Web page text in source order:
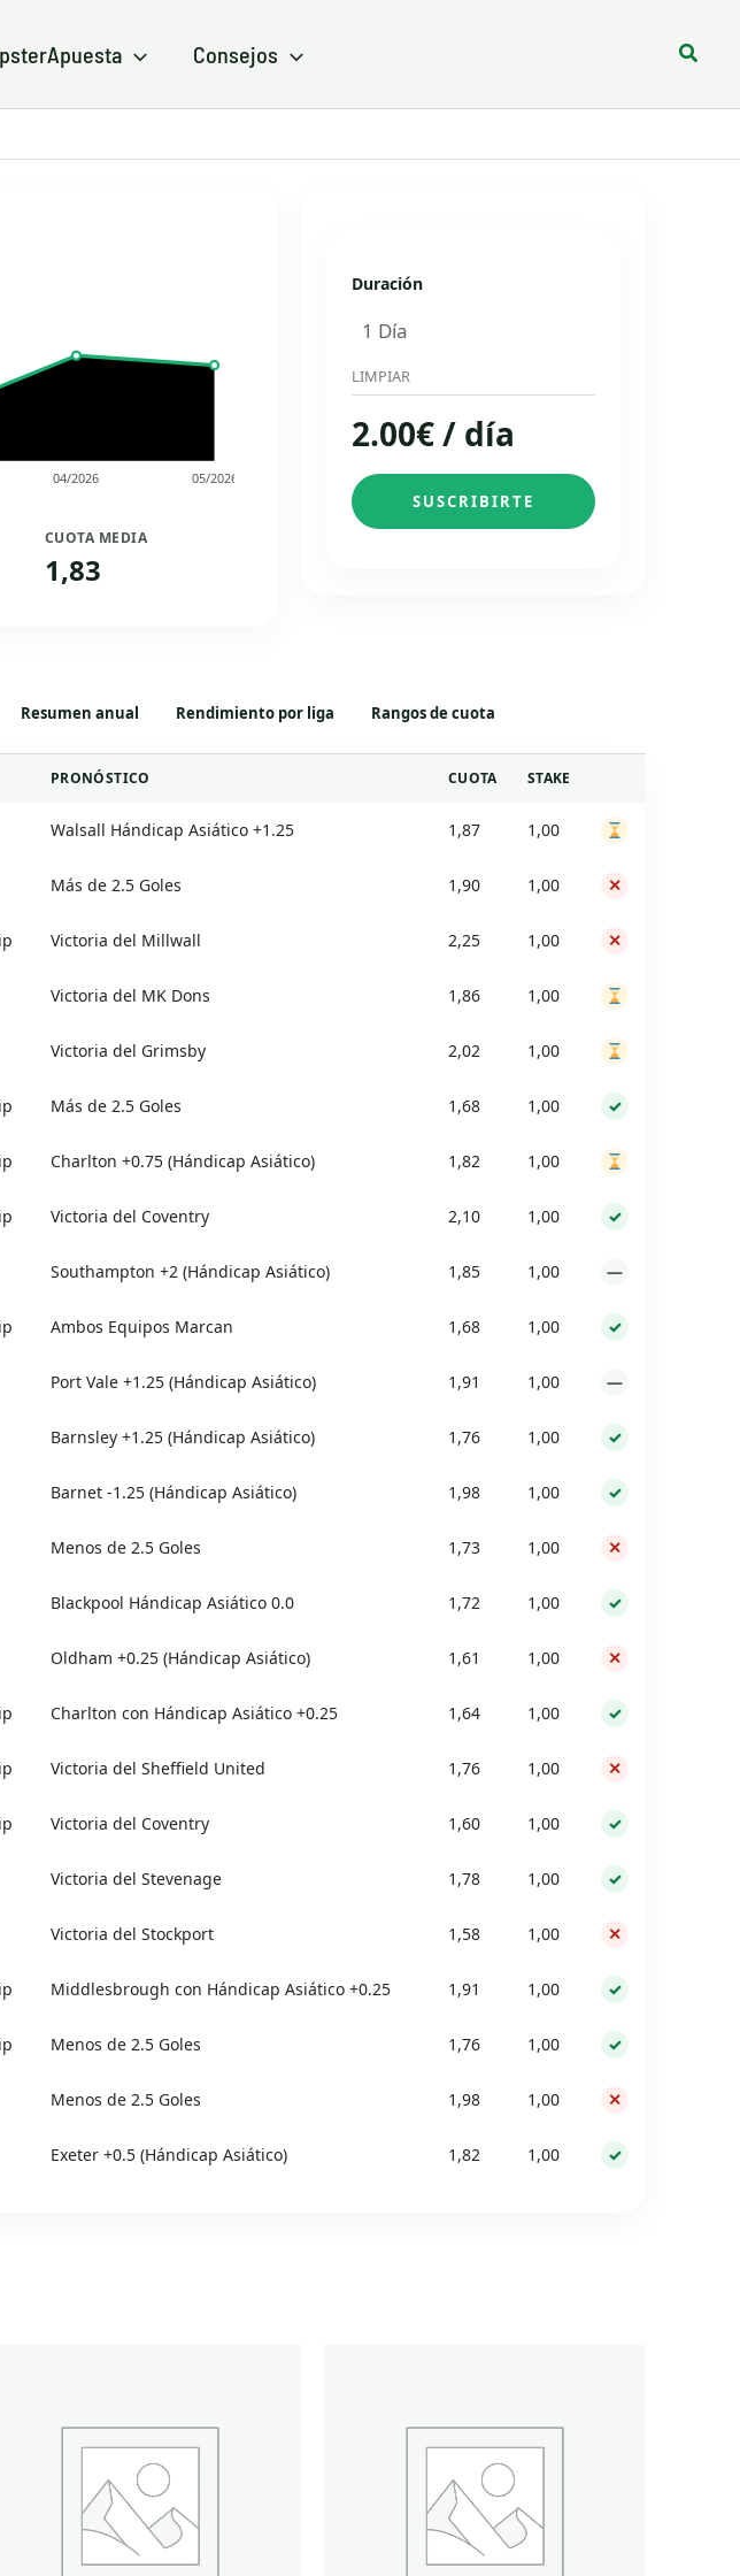
Consejos
04/2026 05/2026
CUOTA MEDIA
1,83
Duración
LIMPIAR
2.00€/ día
SUSCRIBIRTE
Resumen anual Rendimiento por liga Rangos de cuota
PRONÓSTICO CUOTA STAKE
Walsall Hándicap Asiático +1.25 1,87 1,00
Más de 2.5 Goles 1,90 1,00 ✕
Victoria del Millwall 2,25 1,00 ✕
Victoria del MK Dons 1,86 1,00
Victoria del Grimsby 2,02 1,00
Más de 2.5 Goles 1,68 1,00 ✓
Charlton +0.75 (Hándicap Asiático) 1,82 1,00
Victoria del Coventry 2,10 1,00 ✓
Southampton +2 (Hándicap Asiático) 1,85 1,00 —
Ambos Equipos Marcan 1,68 1,00 ✓
Port Vale +1.25 (Hándicap Asiático) 1,91 1,00 —
Barnsley +1.25 (Hándicap Asiático) 1,76 1,00 ✓
Barnet -1.25 (Hándicap Asiático) 1,98 1,00 ✓
Menos de 2.5 Goles 1,73 1,00 ✕
Blackpool Hándicap Asiático 0.0 1,72 1,00 ✓
Oldham +0.25 (Hándicap Asiático) 1,61 1,00 ✕
Charlton con Hándicap Asiático +0.25 1,64 1,00 ✓
Victoria del Sheffield United 1,76 1,00 ✕
Victoria del Coventry 1,60 1,00 ✓
Victoria del Stevenage 1,78 1,00 ✓
Victoria del Stockport 1,58 1,00 ✕
Middlesbrough con Hándicap Asiático +0.25 1,91 1,00 ✓
Menos de 2.5 Goles 1,76 1,00 ✓
Menos de 2.5 Goles 1,98 1,00 ✕
Exeter +0.5 (Hándicap Asiático) 1,82 1,00 ✓